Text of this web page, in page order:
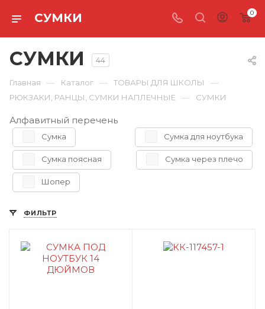
СУМКИ 0
СУМКИ 44
Главная — Каталог — ТОВАРЫ ДЛЯ ШКОЛЫ —
РЮКЗАКИ, РАНЦЫ, СУМКИ НАПЛЕЧНЫЕ — СУМКИ
Алфавитный перечень
Сумка Сумка для ноутбука
Сумка поясная Сумка через плечо
Шопер
ФИЛЬТР